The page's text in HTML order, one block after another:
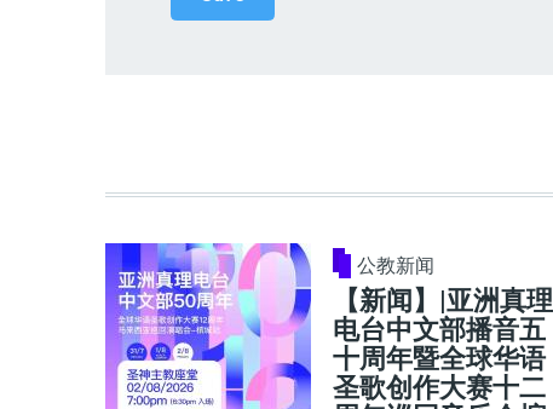
公教新闻
【新闻】|亚洲真理
电台中文部播音五
十周年暨全球华语
圣歌创作大赛十二